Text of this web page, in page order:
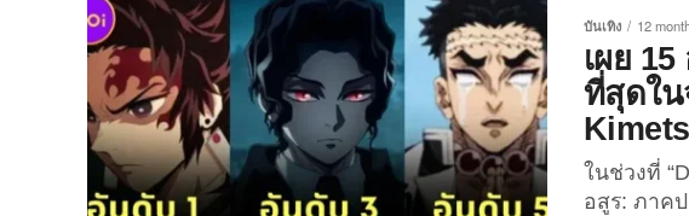
จำนวนไม่
ความรู้สึก
ละครที่พวก
ดังอย่าง
ชอบมากที่
บันเทิง 12
เผย
ที่สุดใน
ในช่วงที่
อสูร: ภาคป